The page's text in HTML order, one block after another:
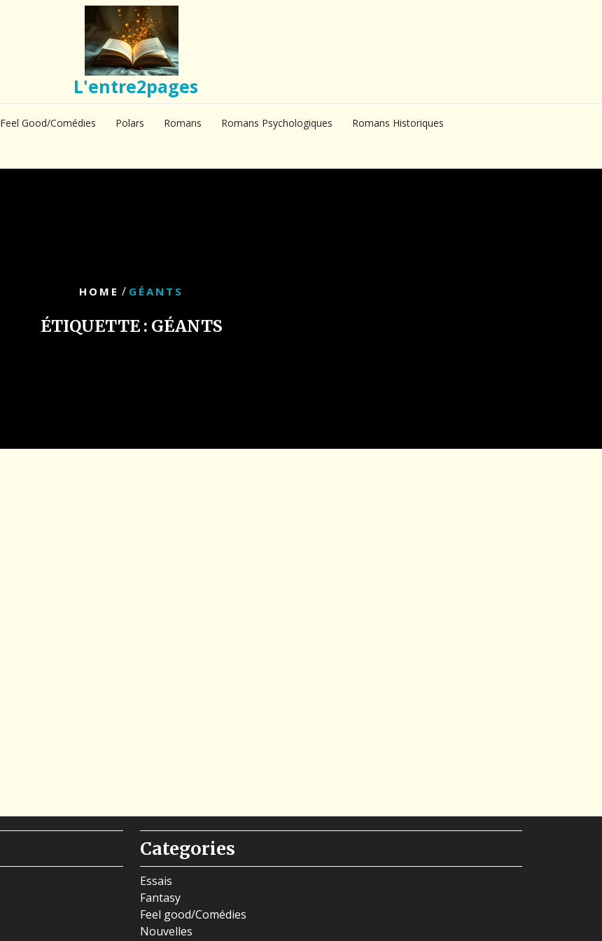
L'entre2pages
Feel Good/Comédies Polars Romans Romans Psychologiques
Romans Historiques
HOME / GÉANTS
ÉTIQUETTE : GÉANTS
Categories
Essais
Fantasy
Feel good/Comédies
Nouvelles